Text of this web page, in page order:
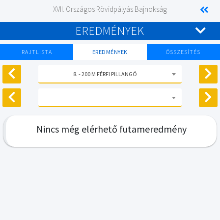
XVII. Országos Rövidpályás Bajnokság
EREDMÉNYEK
RAJTLISTA EREDMÉNYEK ÖSSZESÍTÉS
8. - 200 M FÉRFI PILLANGÓ
Nincs még elérhető futameredmény